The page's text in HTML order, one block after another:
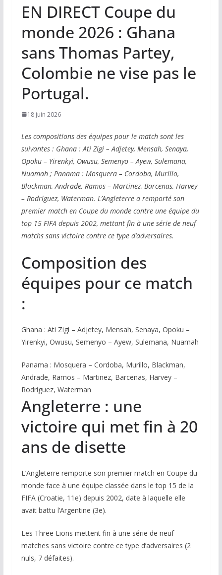
EN DIRECT Coupe du
monde 2026 : Ghana
sans Thomas Partey,
Colombie ne vise pas le
Portugal.
18 juin 2026
Les compositions des équipes pour le match sont les
suivantes : Ghana : Ati Zigi – Adjetey, Mensah, Senaya,
Opoku – Yirenkyi, Owusu, Semenyo – Ayew, Sulemana,
Nuamah ; Panama : Mosquera – Cordoba, Murillo,
Blackman, Andrade, Ramos – Martinez, Barcenas, Harvey
– Rodriguez, Waterman. L’Angleterre a remporté son
premier match en Coupe du monde contre une équipe du
top 15 FIFA depuis 2002, mettant fin à une série de neuf
matchs sans victoire contre ce type d’adversaires.
Composition des
équipes pour ce match
:
Ghana : Ati Zigi – Adjetey, Mensah, Senaya, Opoku –
Yirenkyi, Owusu, Semenyo – Ayew, Sulemana, Nuamah
Panama : Mosquera – Cordoba, Murillo, Blackman,
Andrade, Ramos – Martinez, Barcenas, Harvey –
Rodriguez, Waterman
Angleterre : une
victoire qui met fin à 20
ans de disette
L’Angleterre remporte son premier match en Coupe du
monde face à une équipe classée dans le top 15 de la
FIFA (Croatie, 11e) depuis 2002, date à laquelle elle
avait battu l’Argentine (3e).
Les Three Lions mettent fin à une série de neuf
matches sans victoire contre ce type d’adversaires (2
nuls, 7 défaites).